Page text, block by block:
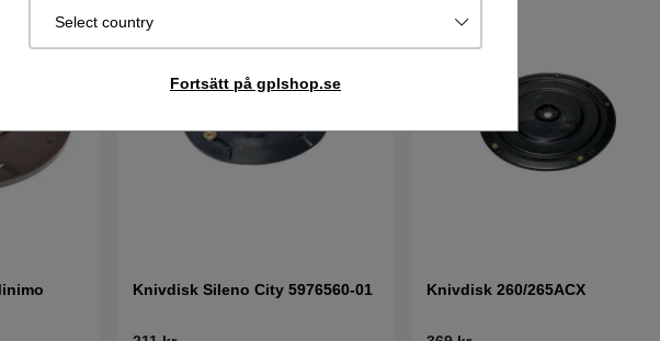
Select country
Fortsätt på gplshop.se
Knivdisk Sileno City 5976560-01 Knivdisk 260/265ACX